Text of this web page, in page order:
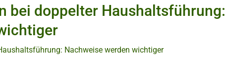
bei doppelter Haushaltsführung: